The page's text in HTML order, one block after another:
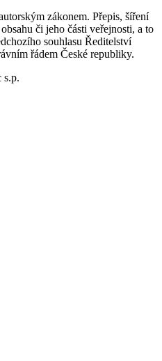
zákonem. Přepis, šíření
či jeho části veřejnosti, a to
souhlasu Ředitelství
řádem České republiky.
s.p.